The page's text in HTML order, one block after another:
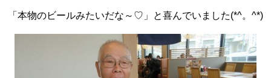
「本物のビールみたいだな～♡」と喜んでいました(*^。^*)